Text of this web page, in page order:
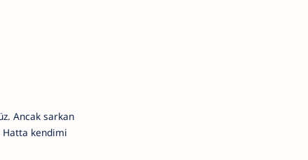
Ancak sarkan
kendimi